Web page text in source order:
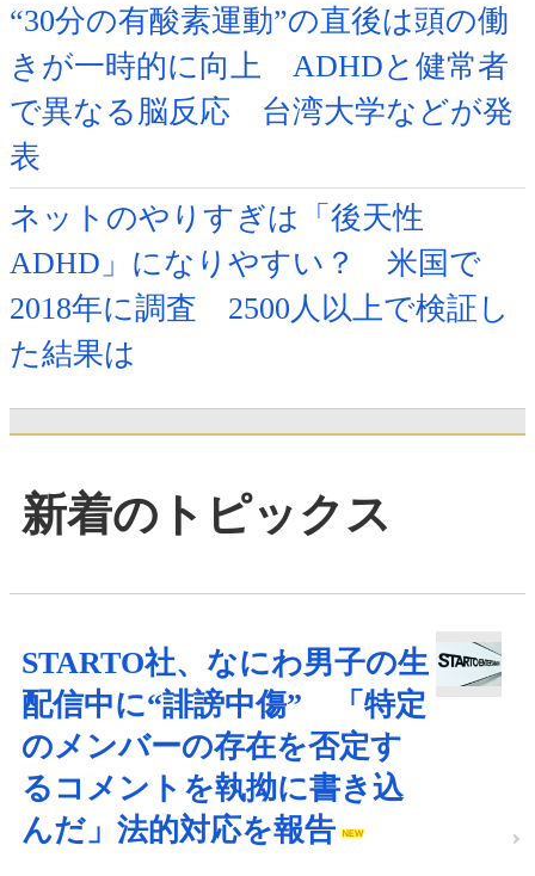
“30分の有酸素運動”の直後は頭の働
きが一時的に向上 ADHDと健常者
で異なる脳反応 台湾大学などが発
表
ネットのやりすぎは「後天性
ADHD」になりやすい？ 米国で
2018年に調査 2500人以上で検証し
た結果は
新着のトピックス
STARTO社、なにわ男子の生
配信中に“誹謗中傷” 「特定
のメンバーの存在を否定す
るコメントを執拗に書き込
んだ」法的対応を報告